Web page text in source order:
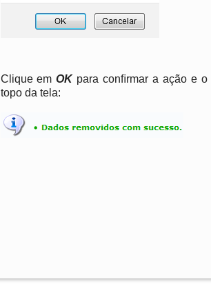
Clique emOK para conﬁrmar a ação e
topo da tela: